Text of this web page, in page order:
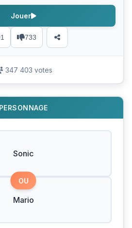
733
Jouer
347 403 votes
PERSONNAGE
Sonic
OU
Mario